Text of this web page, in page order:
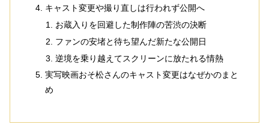
キャスト変更や撮り直しは行われず公開へ
お蔵入りを回避した制作陣の苦渋の決断
ファンの安堵と待ち望んだ新たな公開日
逆境を乗り越えてスクリーンに放たれる情熱
実写映画おそ松さんのキャスト変更はなぜかのまと
め